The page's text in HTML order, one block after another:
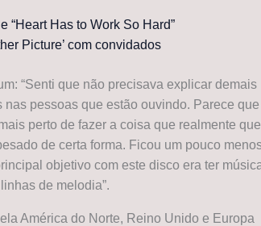
“Heart Has to Work So Hard”
Picture’ com convidados
“Senti que não precisava explicar demais
pessoas que estão ouvindo. Parece que
perto de fazer a coisa que realmente
de certa forma. Ficou um pouco
objetivo com este disco era ter
de melodia”.
América do Norte, Reino Unido e Europa